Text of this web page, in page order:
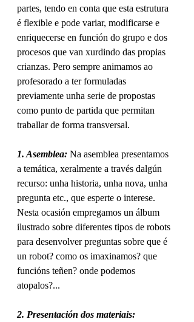
partes, tendo en conta que esta estrutura
é flexible e pode variar, modificarse e
enriquecerse en función do grupo e dos
procesos que van xurdindo das propias
crianzas. Pero sempre animamos ao
profesorado a ter formuladas
previamente unha serie de propostas
como punto de partida que permitan
traballar de forma transversal.
1. Asemblea: Na asemblea presentamos
a temática, xeralmente a través dalgún
recurso: unha historia, unha nova, unha
pregunta etc., que esperte o interese.
Nesta ocasión empregamos un álbum
ilustrado sobre diferentes tipos de robots
para desenvolver preguntas sobre que é
un robot? como os imaxinamos? que
funcións teñen? onde podemos
atopalos?...
2. Presentación dos materiais: